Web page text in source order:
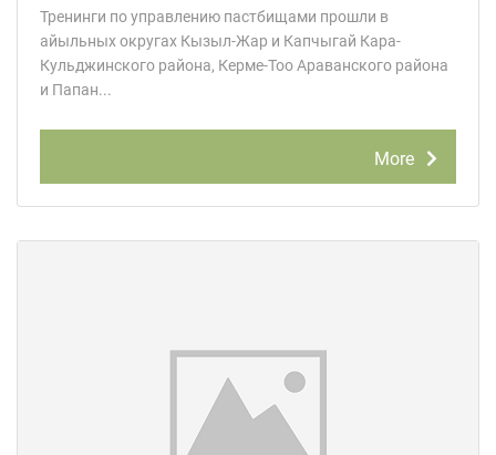
Тренинги по управлению пастбищами прошли в
айыльных округах Кызыл-Жар и Капчыгай Кара-
Кульджинского района, Керме-Тоо Араванского района
и Папан...
More